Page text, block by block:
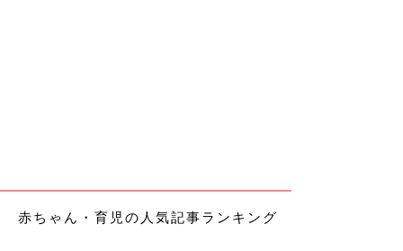
赤ちゃん・育児の人気記事ランキング